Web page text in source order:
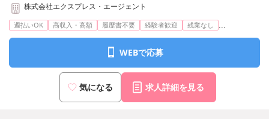
株式会社エクスプレス・エージェント
週払いOK 高収入・高額 履歴書不要 経験者歓迎 残業なし ...
WEBで応募
気になる 求人詳細を見る